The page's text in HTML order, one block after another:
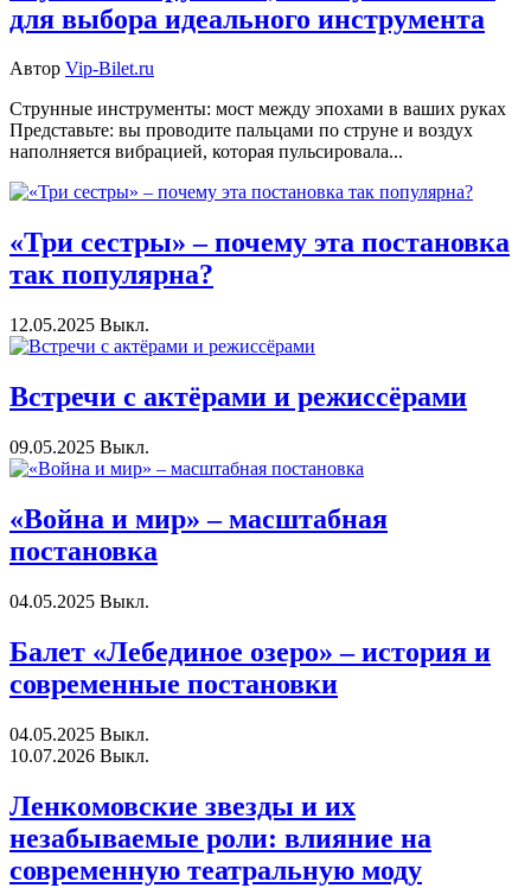
для выбора идеального инструмента
Автор Vip-Bilet.ru
Струнные инструменты: мост между эпохами в ваших руках
Представьте: вы проводите пальцами по струне и воздух
наполняется вибрацией, которая пульсировала...
«Три сестры» – почему эта постановка
так популярна?
12.05.2025 Выкл.
Встречи с актёрами и режиссёрами
09.05.2025 Выкл.
«Война и мир» – масштабная
постановка
04.05.2025 Выкл.
Балет «Лебединое озеро» – история и
современные постановки
04.05.2025 Выкл.
10.07.2026 Выкл.
Ленкомовские звезды и их
незабываемые роли: влияние на
современную театральную моду